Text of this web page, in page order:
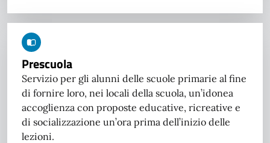
Prescuola
Servizio per gli alunni delle scuole primarie al fine
di fornire loro, nei locali della scuola, un’idonea
accoglienza con proposte educative, ricreative e
di socializzazione un’ora prima dell’inizio delle
lezioni.